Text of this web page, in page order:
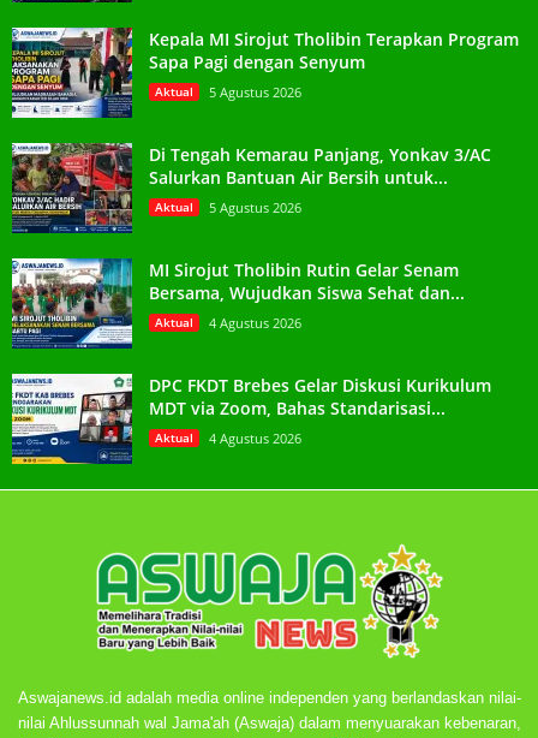
Kepala MI Sirojut Tholibin Terapkan Program
Sapa Pagi dengan Senyum
Aktual 5 Agustus 2026
Di Tengah Kemarau Panjang, Yonkav 3/AC
Salurkan Bantuan Air Bersih untuk...
Aktual 5 Agustus 2026
MI Sirojut Tholibin Rutin Gelar Senam
Bersama, Wujudkan Siswa Sehat dan...
Aktual 4 Agustus 2026
DPC FKDT Brebes Gelar Diskusi Kurikulum
MDT via Zoom, Bahas Standarisasi...
Aktual 4 Agustus 2026
Aswajanews.id adalah media online independen yang berlandaskan nilai-
nilai Ahlussunnah wal Jama'ah (Aswaja) dalam menyuarakan kebenaran,